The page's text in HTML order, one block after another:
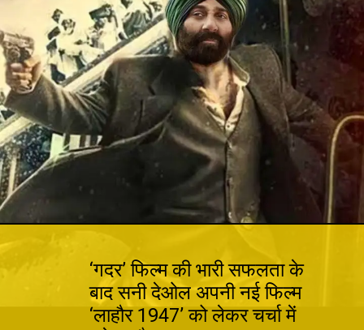
‘गदर’ फिल्म की भारी सफलता के
बाद सनी देओल अपनी नई फिल्म
‘लाहौर 1947’ को लेकर चर्चा में